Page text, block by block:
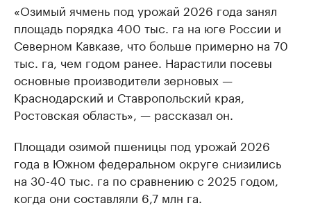
«Озимый ячмень под урожай 2026 года занял
площадь порядка 400 тыс. га на юге России и
Северном Кавказе, что больше примерно на 70
тыс. га, чем годом ранее. Нарастили посевы
основные производители зерновых —
Краснодарский и Ставропольский края,
Ростовская область», — рассказал он.
Площади озимой пшеницы под урожай 2026
года в Южном федеральном округе снизились
на 30-40 тыс. га по сравнению с 2025 годом,
когда они составляли 6,7 млн га.